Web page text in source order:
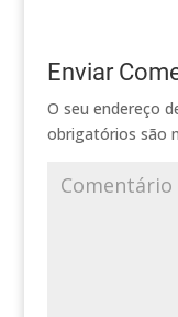
Enviar
O seu endereço
obrigatórios são